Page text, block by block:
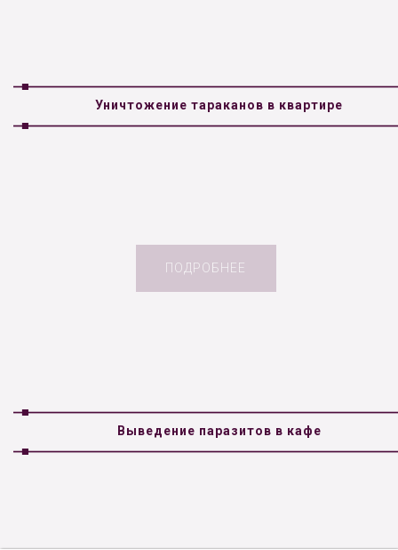
Уничтожение тараканов в квартире
ПОДРОБНЕЕ
Выведение паразитов в кафе